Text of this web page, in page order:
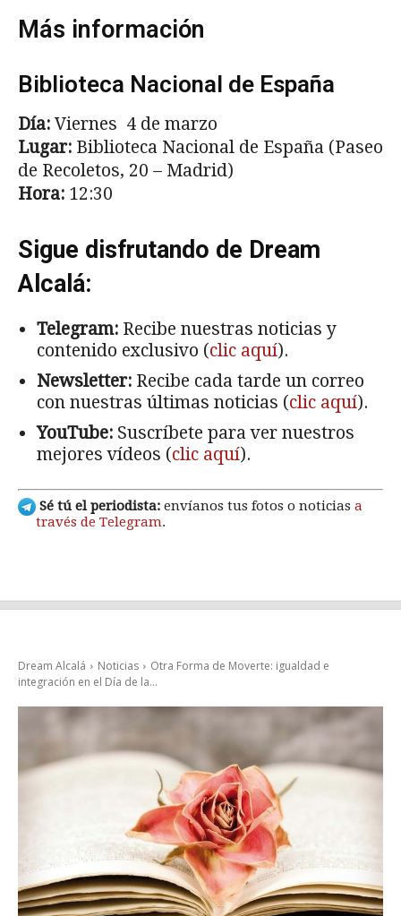
Más información
Biblioteca Nacional de España
Día:Viernes 4 de marzo
Lugar: Biblioteca Nacional de España (Paseo
de Recoletos, 20 – Madrid)
Hora: 12:30
Sigue disfrutando de Dream
Alcalá:
Telegram: Recibe nuestras noticias y
contenido exclusivo (clic aquí).
Newsletter: Recibe cada tarde un correo
con nuestras últimas noticias (clic aquí).
YouTube: Suscríbete para ver nuestros
mejores vídeos (clic aquí).
Sé tú el periodista: envíanos tus fotos o noticias a
través de Telegram.